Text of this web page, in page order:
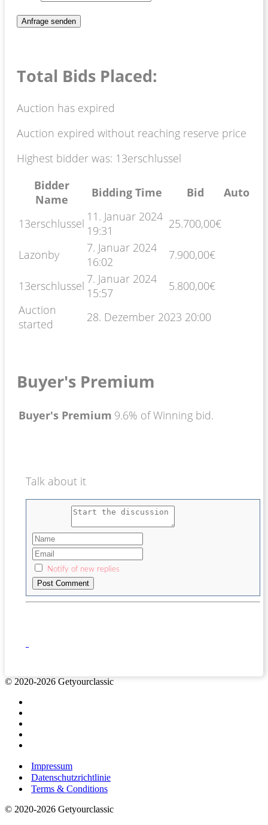
Total Bids Placed:
Auction has expired
Auction expired without reaching reserve price
Highest bidder was: 13erschlussel
Bidder
Name
Bidding Time Bid Auto
13erschlussel 11. Januar 2024
19:31
25.700,00€
Lazonby
7. Januar 2024
16:02
7.900,00€
13erschlussel 7. Januar 2024
15:57
5.800,00€
Auction
started
28. Dezember 2023 20:00
Buyer's Premium
Buyer's Premium 9.6% of Winning bid.
Talk about it
Notify of new replies
© 2020-2026 Getyourclassic
Impressum
Datenschutzrichtlinie
Terms & Conditions
© 2020-2026 Getyourclassic